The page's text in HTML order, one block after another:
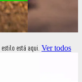
está aqui. Ver todos